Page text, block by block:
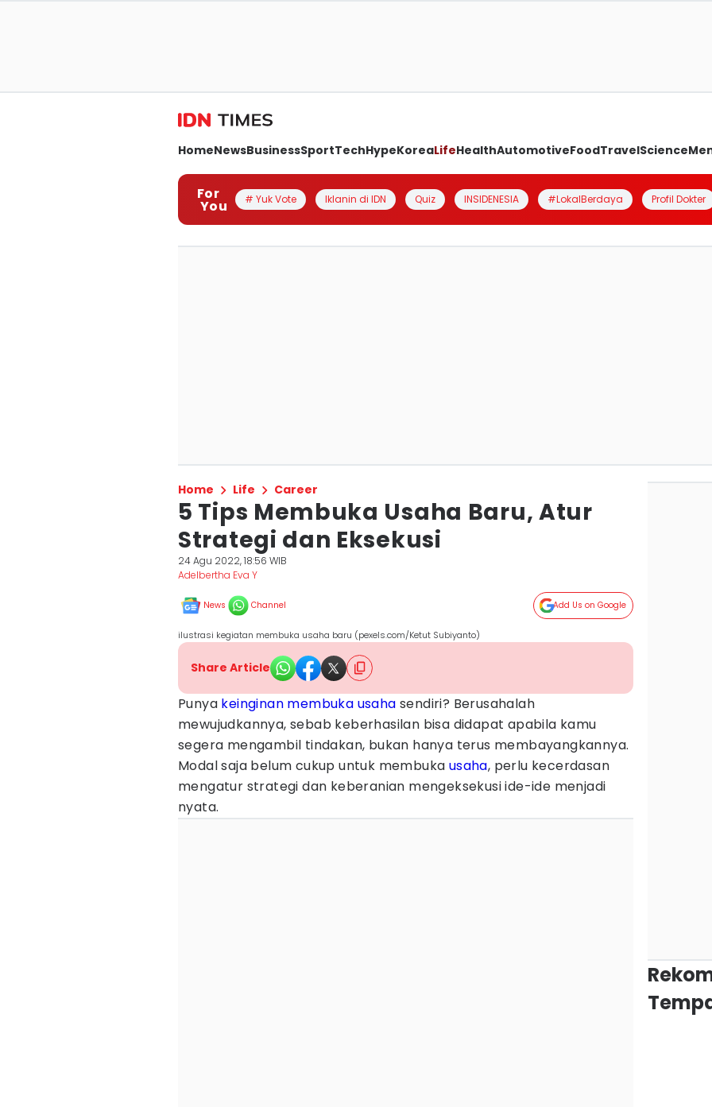
HomeNewsBusinessSportTechHypeKoreaLifeHealthAutomotiveFoodTravelScience
For
You # Yuk Vote Iklanin di IDN Quiz INSIDENESIA #LokalBerdaya Profil Dokter
Home Life Career
5 Tips Membuka Usaha Baru, Atur
Strategi dan Eksekusi
24 Agu 2022, 18:56 WIB
Adelbertha Eva Y
News Channel Add Us on Google
ilustrasi kegiatan membuka usaha baru (pexels.com/Ketut Subiyanto)
Share Article
Punya keinginan membuka usaha sendiri? Berusahalah
mewujudkannya, sebab keberhasilan bisa didapat apabila kamu
segera mengambil tindakan, bukan hanya terus membayangkannya.
Modal saja belum cukup untuk membuka usaha, perlu kecerdasan
mengatur strategi dan keberanian mengeksekusi ide-ide menjadi
nyata.